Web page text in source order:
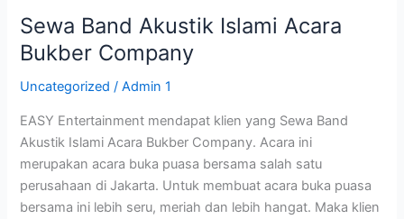
Sewa Band Akustik Islami Acara
Bukber Company
Uncategorized /Admin 1
EASY Entertainment mendapat klien yang Sewa Band
Akustik Islami Acara Bukber Company. Acara ini
merupakan acara buka puasa bersama salah satu
perusahaan di Jakarta. Untuk membuat acara buka puasa
bersama ini lebih seru, meriah dan lebih hangat. Maka klien
Akustik
Islami
Bukber